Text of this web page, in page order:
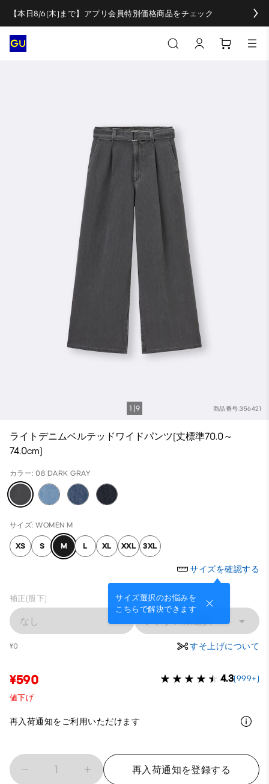
【本日8/6(木)まで】アプリ会員特別価格商品をチェック
商品番号:356421
1 9
ライトデニムベルテッドワイドパンツ(丈標準70.0～
74.0cm)
カラー: 08 DARK GRAY
サイズ: WOMEN M
XS S M L XL XXL 3XL
サイズを確認する
サイズ選択のお悩みを
こちらで解決できます
補正(股下)
なし レングス未選択
¥0 すそ上げについて
¥590 4.3(999+)
値下げ
再入荷通知をご利用いただけます
1 再入荷通知を登録する